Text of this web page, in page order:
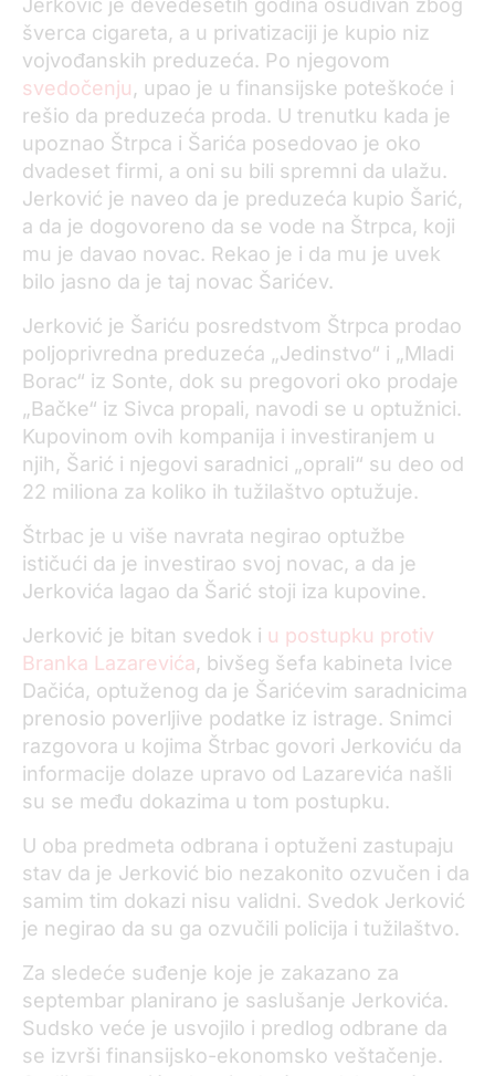
Jerković je devedesetih godina osuđivan zbog
šverca cigareta, a u privatizaciji je kupio niz
vojvođanskih preduzeća. Po njegovom
svedočenju, upao je u finansijske poteškoće i
rešio da preduzeća proda. U trenutku kada je
upoznao Štrpca i Šarića posedovao je oko
dvadeset firmi, a oni su bili spremni da ulažu.
Jerković je naveo da je preduzeća kupio Šarić,
a da je dogovoreno da se vode na Štrpca, koji
mu je davao novac. Rekao je i da mu je uvek
bilo jasno da je taj novac Šarićev.
Jerković je Šariću posredstvom Štrpca prodao
poljoprivredna preduzeća „Jedinstvo“ i „Mladi
Borac“ iz Sonte, dok su pregovori oko prodaje
„Bačke“ iz Sivca propali, navodi se u optužnici.
Kupovinom ovih kompanija i investiranjem u
njih, Šarić i njegovi saradnici „oprali“ su deo od
22 miliona za koliko ih tužilaštvo optužuje.
Štrbac je u više navrata negirao optužbe
ističući da je investirao svoj novac, a da je
Jerkovića lagao da Šarić stoji iza kupovine.
Jerković je bitan svedok i u postupku protiv
Branka Lazarevića, bivšeg šefa kabineta Ivice
Dačića, optuženog da je Šarićevim saradnicima
prenosio poverljive podatke iz istrage. Snimci
razgovora u kojima Štrbac govori Jerkoviću da
informacije dolaze upravo od Lazarevića našli
su se među dokazima u tom postupku.
U oba predmeta odbrana i optuženi zastupaju
stav da je Jerković bio nezakonito ozvučen i da
samim tim dokazi nisu validni. Svedok Jerković
je negirao da su ga ozvučili policija i tužilaštvo.
Za sledeće suđenje koje je zakazano za
septembar planirano je saslušanje Jerkovića.
Sudsko veće je usvojilo i predlog odbrane da
se izvrši finansijsko-ekonomsko veštačenje.